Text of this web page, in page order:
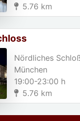
5.76 km
Nördliches
München
19:00-23:00 h
5.76 km